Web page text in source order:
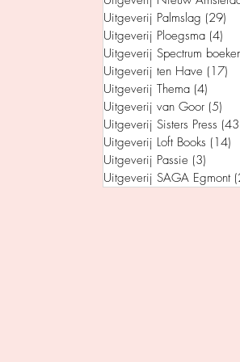
Uitgeverij Palmslag (29)
Uitgeverij Ploegsma (4)
Uitgeverij Spectrum
Uitgeverij ten Have (17)
Uitgeverij Thema (4)
Uitgeverij van Goor (5)
Uitgeverij Sisters Press
Uitgeverij Loft Books (14)
Uitgeverij Passie (3)
Uitgeverij SAGA Egmont